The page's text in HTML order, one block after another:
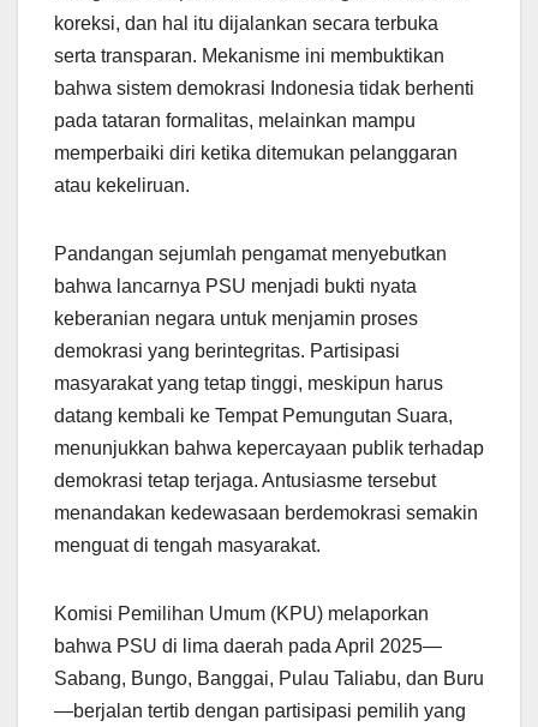
koreksi, dan hal itu dijalankan secara terbuka
serta transparan. Mekanisme ini membuktikan
bahwa sistem demokrasi Indonesia tidak berhenti
pada tataran formalitas, melainkan mampu
memperbaiki diri ketika ditemukan pelanggaran
atau kekeliruan.
Pandangan sejumlah pengamat menyebutkan
bahwa lancarnya PSU menjadi bukti nyata
keberanian negara untuk menjamin proses
demokrasi yang berintegritas. Partisipasi
masyarakat yang tetap tinggi, meskipun harus
datang kembali ke Tempat Pemungutan Suara,
menunjukkan bahwa kepercayaan publik terhadap
demokrasi tetap terjaga. Antusiasme tersebut
menandakan kedewasaan berdemokrasi semakin
menguat di tengah masyarakat.
Komisi Pemilihan Umum (KPU) melaporkan
bahwa PSU di lima daerah pada April 2025—
Sabang, Bungo, Banggai, Pulau Taliabu, dan Buru
—berjalan tertib dengan partisipasi pemilih yang